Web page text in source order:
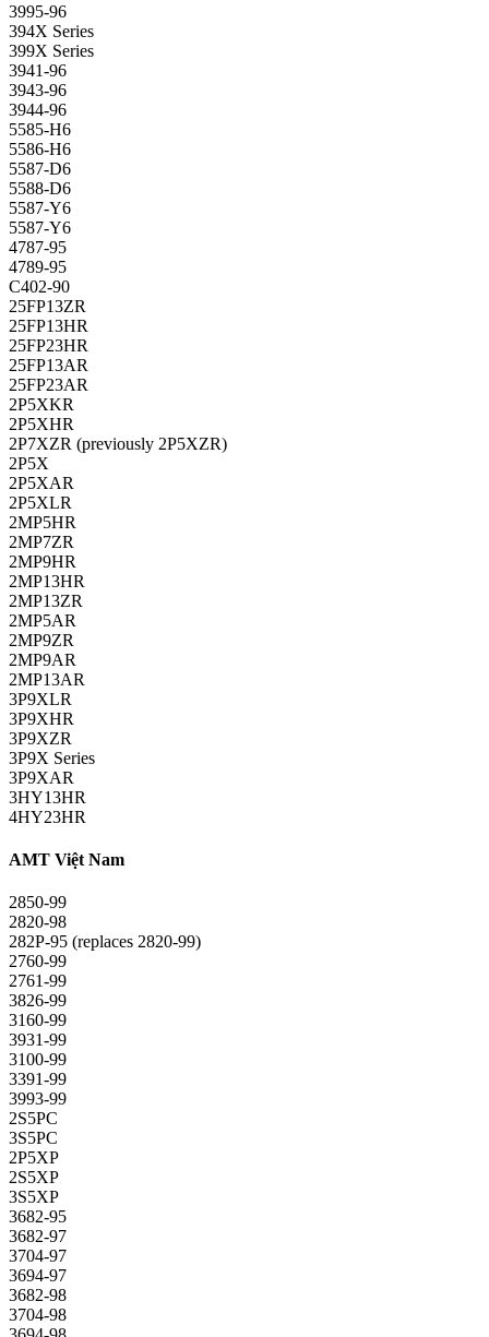
3995-96
394X Series
399X Series
3941-96
3943-96
3944-96
5585-H6
5586-H6
5587-D6
5588-D6
5587-Y6
5587-Y6
4787-95
4789-95
C402-90
25FP13ZR
25FP13HR
25FP23HR
25FP13AR
25FP23AR
2P5XKR
2P5XHR
2P7XZR (previously 2P5XZR)
2P5X
2P5XAR
2P5XLR
2MP5HR
2MP7ZR
2MP9HR
2MP13HR
2MP13ZR
2MP5AR
2MP9ZR
2MP9AR
2MP13AR
3P9XLR
3P9XHR
3P9XZR
3P9X Series
3P9XAR
3HY13HR
4HY23HR
AMT Việt Nam
2850-99
2820-98
282P-95 (replaces 2820-99)
2760-99
2761-99
3826-99
3160-99
3931-99
3100-99
3391-99
3993-99
2S5PC
3S5PC
2P5XP
2S5XP
3S5XP
3682-95
3682-97
3704-97
3694-97
3682-98
3704-98